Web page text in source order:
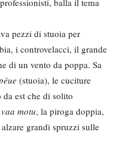
balla il tema
pezzi di stuoia per
i controvelacci, il grande
di un vento da poppa. Sa
(stuoia), le cuciture
da est che di solito
vaa motu, la piroga doppia,
grandi spruzzi sulle